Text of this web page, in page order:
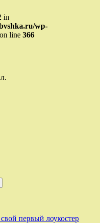
in
wp-
on line 366
первый лоукостер